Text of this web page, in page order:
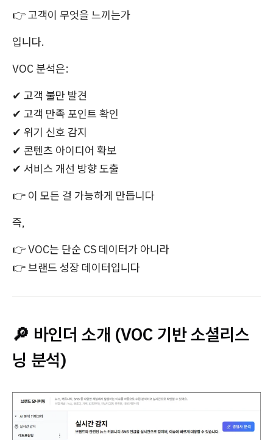
👉 고객이 무엇을 느끼는가
입니다.
VOC 분석은:
✔ 고객 불만 발견
✔ 고객 만족 포인트 확인
✔ 위기 신호 감지
✔ 콘텐츠 아이디어 확보
✔ 서비스 개선 방향 도출
👉 이 모든 걸 가능하게 만듭니다
즉,
👉 VOC는 단순 CS 데이터가 아니라
👉 브랜드 성장 데이터입니다
🔎 바인더 소개 (VOC 기반 소셜리스
닝 분석)